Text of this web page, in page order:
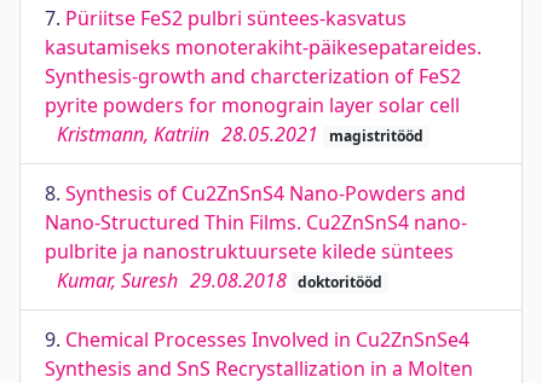
7. Püriitse FeS2 pulbri süntees-kasvatus
kasutamiseks monoterakiht-päikesepatareides.
Synthesis-growth and charcterization of FeS2
pyrite powders for monograin layer solar cell
Kristmann, Katriin 28.05.2021 magistritööd
8. Synthesis of Cu2ZnSnS4 Nano-Powders and
Nano-Structured Thin Films. Cu2ZnSnS4 nano-
pulbrite ja nanostruktuursete kilede süntees
Kumar, Suresh 29.08.2018 doktoritööd
9. Chemical Processes Involved in Cu2ZnSnSe4
Synthesis and SnS Recrystallization in a Molten